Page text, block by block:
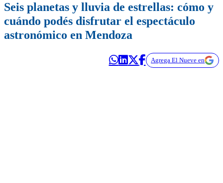
Seis planetas y lluvia de estrellas: cómo y
cuándo podés disfrutar el espectáculo
astronómico en Mendoza
Agrega El Nueve en